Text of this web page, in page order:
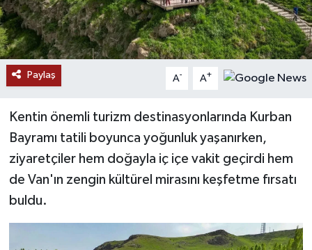
Paylaş A- A+
Kentin önemli turizm destinasyonlarında Kurban
Bayramı tatili boyunca yoğunluk yaşanırken,
ziyaretçiler hem doğayla iç içe vakit geçirdi hem
de Van'ın zengin kültürel mirasını keşfetme fırsatı
buldu.